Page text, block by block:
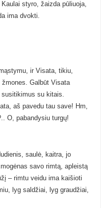
styro, žaizda pūliuoja,
ima dvokti.
ir Visata, tikiu,
Galbūt Visata
su kitais.
aš pavedu tau save! Hm,
O, pabandysiu turgų!
saulė, kaitra, jo
savo rimtą, apleistą
– rimtu veidu ima kaišioti
lyg saldžiai, lyg graudžiai,